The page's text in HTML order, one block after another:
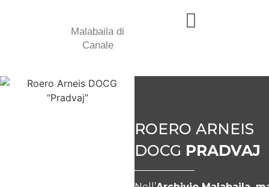
Malabaila di
Canale
ROERO ARNEIS
DOCG PRADVAJ